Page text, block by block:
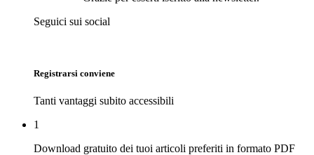
Seguici sui social
Registrarsi conviene
Tanti vantaggi subito accessibili
1
Download gratuito dei tuoi articoli preferiti in formato PDF